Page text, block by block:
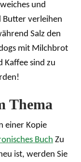
und
Butter verleihen
Salz den
mit Milchbrot
Kaffee sind zu
Thema
einer Kopie
Buch Zu
ist, werden Sie